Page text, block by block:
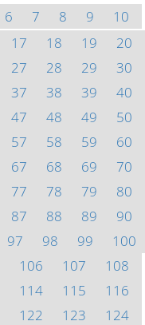
6 7 8 9
10
17 18 19
20
27 28 29
30
37 38 39
40
47 48 49
50
57 58 59
60
67 68 69
70
77 78 79
80
87 88 89
90
97 98 99
100
106 107
108
114 115
116
122 123
124